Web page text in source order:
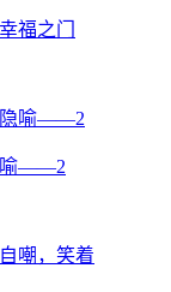
福之门
喻——2